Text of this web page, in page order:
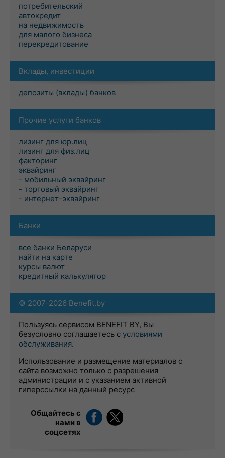
потребительский
автокредит
на недвижимость
для малого бизнеса
перекредитование
Вклады, инвестиции
депозиты (вклады) банков
Прочие услуги банков
лизинг для юр.лиц
лизинг для физ.лиц
факторинг
эквайринг
- мобильный эквайринг
- торговый эквайринг
- интернет-эквайринг
Банки
все банки Беларуси
найти на карте
курсы валют
кредитный калькулятор
© 2007-2026 Benefit.by
Пользуясь сервисом BENEFIT BY, Вы
безусловно соглашаетесь с условиями
обслуживания.
Использование и размещение материалов с
сайта возможно только с разрешения
администрации и с указанием активной
гиперссылки на данный ресурс
Общайтесь с
нами в
соцсетях